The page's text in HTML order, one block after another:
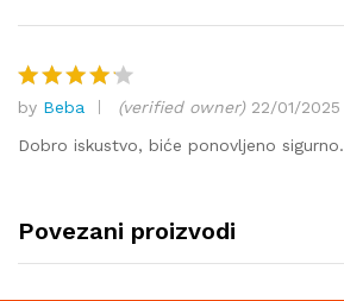
Ocjenjen
o4od 5
by Beba (verified owner) 22/01/2025
Dobro iskustvo, biće ponovljeno sigurno.
Povezani proizvodi